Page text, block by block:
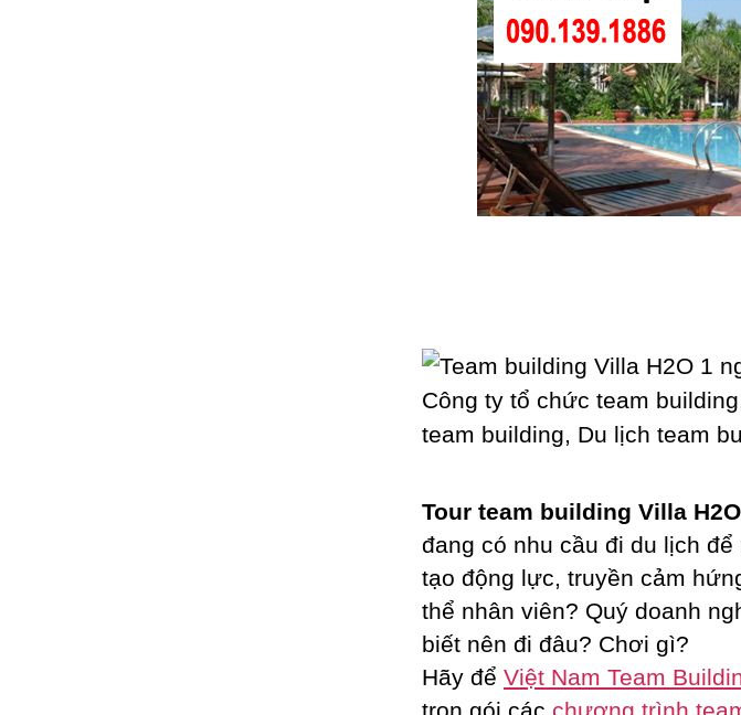
Tour team building Villa
đang có nhu cầu đi du lịch để
tạo động lực, truyền cảm
thể nhân viên? Quý doanh
biết nên đi đâu? Chơi gì?
Hãy để Việt Nam Team
trọn gói các chương trình